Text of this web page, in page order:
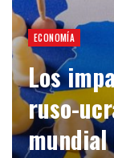
ECONOMÍA
Los
ruso-